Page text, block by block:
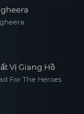
Vị Giang Hồ
For The Heroes